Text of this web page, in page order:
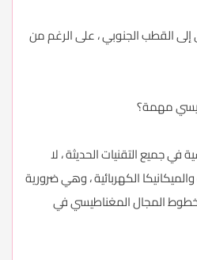
القطب الجنوبي ، على الرغم من
مهمة؟
جميع التقنيات الحديثة ، لا
الكهربائية ، وهي ضرورية
المجال المغناطيسي في